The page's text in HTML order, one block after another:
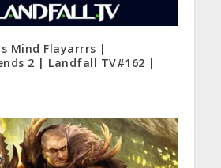
Mind Flayarrrs |
2 | Landfall TV#162 |